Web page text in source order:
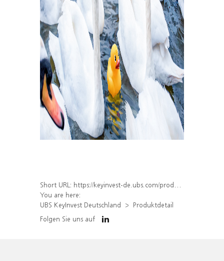
Short URL: https://keyinvest-de.ubs.com/produkt/detail/index/isin/DE000WA7GM59
You are here:
UBS KeyInvest Deutschland
Produktdetail
Folgen Sie uns auf